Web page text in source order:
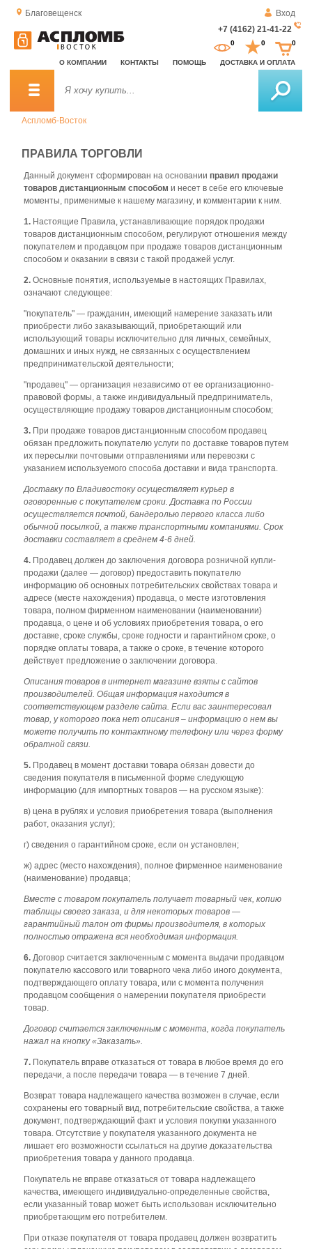
Благовещенск
Вход
+7 (4162) 21-41-22
О КОМПАНИИ КОНТАКТЫ ПОМОЩЬ ДОСТАВКА И ОПЛАТА
0 0 0
Аспломб-Восток
ПРАВИЛА ТОРГОВЛИ
Данный документ сформирован на основании правил продажи
товаров дистанционным способом и несет в себе его ключевые
моменты, применимые к нашему магазину, и комментарии к ним.
1. Настоящие Правила, устанавливающие порядок продажи
товаров дистанционным способом, регулируют отношения между
покупателем и продавцом при продаже товаров дистанционным
способом и оказании в связи с такой продажей услуг.
2. Основные понятия, используемые в настоящих Правилах,
означают следующее:
"покупатель" — гражданин, имеющий намерение заказать или
приобрести либо заказывающий, приобретающий или
использующий товары исключительно для личных, семейных,
домашних и иных нужд, не связанных с осуществлением
предпринимательской деятельности;
"продавец" — организация независимо от ее организационно-
правовой формы, а также индивидуальный предприниматель,
осуществляющие продажу товаров дистанционным способом;
3. При продаже товаров дистанционным способом продавец
обязан предложить покупателю услуги по доставке товаров путем
их пересылки почтовыми отправлениями или перевозки с
указанием используемого способа доставки и вида транспорта.
Доставку по Владивостоку осуществляет курьер в
оговоренные с покупателем сроки. Доставка по России
осуществляется почтой, бандеролью первого класса либо
обычной посылкой, а также транспортными компаниями. Срок
доставки составляет в среднем 4-6 дней.
4. Продавец должен до заключения договора розничной купли-
продажи (далее — договор) предоставить покупателю
информацию об основных потребительских свойствах товара и
адресе (месте нахождения) продавца, о месте изготовления
товара, полном фирменном наименовании (наименовании)
продавца, о цене и об условиях приобретения товара, о его
доставке, сроке службы, сроке годности и гарантийном сроке, о
порядке оплаты товара, а также о сроке, в течение которого
действует предложение о заключении договора.
Описания товаров в интернет магазине взяты с сайтов
производителей. Общая информация находится в
соответствующем разделе сайта. Если вас заинтересовал
товар, у которого пока нет описания – информацию о нем вы
можете получить по контактному телефону или через форму
обратной связи
5. Продавец в момент доставки товара обязан довести до
сведения покупателя в письменной форме следующую
информацию (для импортных товаров — на русском языке):
в) цена в рублях и условия приобретения товара (выполнения
работ, оказания услуг);
г) сведения о гарантийном сроке, если он установлен;
ж) адрес (место нахождения), полное фирменное наименование
(наименование) продавца;
Вместе с товаром покупатель получает товарный чек, копию
таблицы своего заказа, и для некоторых товаров —
гарантийный талон от фирмы производителя, в которых
полностью отражена вся необходимая информация.
6. Договор считается заключенным с момента выдачи продавцом
покупателю кассового или товарного чека либо иного документа,
подтверждающего оплату товара, или с момента получения
продавцом сообщения о намерении покупателя приобрести
товар.
Договор считается заключенным с момента, когда покупатель
нажал на кнопку «Заказать».
7. Покупатель вправе отказаться от товара в любое время до его
передачи, а после передачи товара — в течение 7 дней.
Возврат товара надлежащего качества возможен в случае, если
сохранены его товарный вид, потребительские свойства, а также
документ, подтверждающий факт и условия покупки указанного
товара. Отсутствие у покупателя указанного документа не
лишает его возможности ссылаться на другие доказательства
приобретения товара у данного продавца.
Покупатель не вправе отказаться от товара надлежащего
качества, имеющего индивидуально-определенные свойства,
если указанный товар может быть использован исключительно
приобретающим его потребителем.
При отказе покупателя от товара продавец должен возвратить